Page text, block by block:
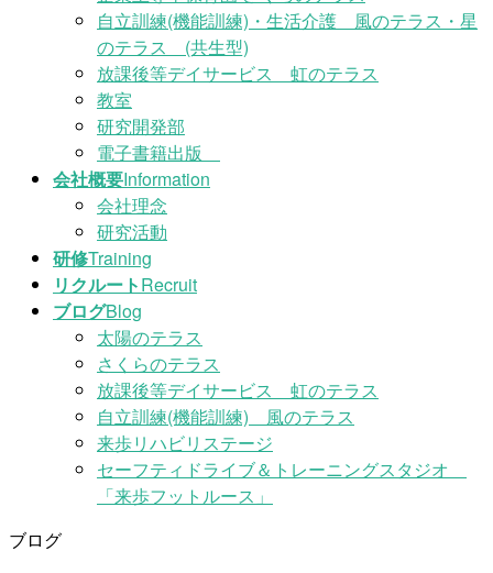
自立訓練(機能訓練)・生活介護 風のテラス・星
のテラス (共生型)
放課後等デイサービス 虹のテラス
教室
研究開発部
電子書籍出版
会社概要Information
会社理念
研究活動
研修Training
リクルートRecruit
ブログBlog
太陽のテラス
さくらのテラス
放課後等デイサービス 虹のテラス
自立訓練(機能訓練) 風のテラス
来歩リハビリステージ
セーフティドライブ＆トレーニングスタジオ
「来歩フットルース」
ブログ